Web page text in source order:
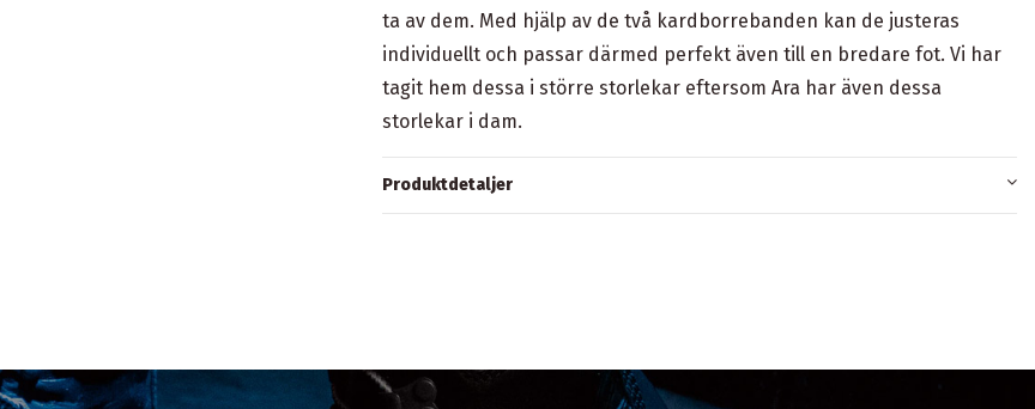
ta av dem. Med hjälp av de två kardborrebanden kan de justeras
individuellt och passar därmed perfekt även till en bredare fot. Vi har
tagit hem dessa i större storlekar eftersom Ara har även dessa
storlekar i dam.
Produktdetaljer